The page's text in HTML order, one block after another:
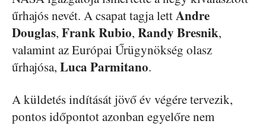
űrhajós nevét. A csapat tagja lettAndre
Douglas, Frank Rubio, Randy Bresnik,
valamint az Európai Űrügynökség olasz
űrhajósa, Luca Parmitano.
A küldetés indítását jövő év végére tervezik,
pontos időpontot azonban egyelőre nem